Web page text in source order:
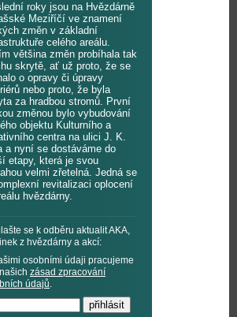
roky jsou na Hvězdárně
Meziříčí ve znamení
změn v základní
celého areálu.
většina změn probíhala tak
skrytě, ať už proto, že se
o opravy či úpravy
nebo proto, že byla
za hradbou stromů. První
změnou bylo vybudování
objektu Kulturního a
centra na ulici J. K.
a nyní se dostáváme do
etapy, která je svou
velmi zřetelná. Jedná se
revitalizaci oplocení
hvězdárny.
se k odběru aktualit AKA,
z hvězdárny a akcí:
osobními údaji pracujeme
zásad zpracování
údajů.